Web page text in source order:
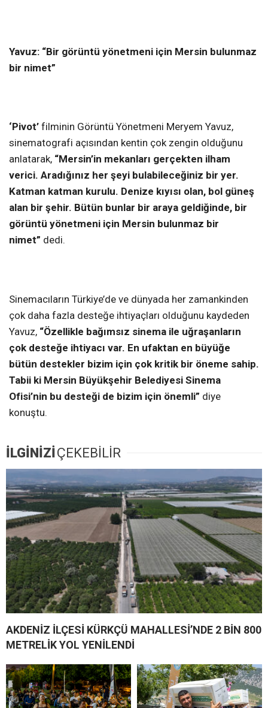
Yavuz: “Bir görüntü yönetmeni için Mersin bulunmaz
bir nimet”
‘Pivot’ filminin Görüntü Yönetmeni Meryem Yavuz,
sinematografi açısından kentin çok zengin olduğunu
anlatarak, “Mersin’in mekanları gerçekten ilham
verici. Aradığınız her şeyi bulabileceğiniz bir yer.
Katman katman kurulu. Denize kıyısı olan, bol güneş
alan bir şehir. Bütün bunlar bir araya geldiğinde, bir
görüntü yönetmeni için Mersin bulunmaz bir
nimet” dedi.
Sinemacıların Türkiye’de ve dünyada her zamankinden
çok daha fazla desteğe ihtiyaçları olduğunu kaydeden
Yavuz, “Özellikle bağımsız sinema ile uğraşanların
çok desteğe ihtiyacı var. En ufaktan en büyüğe
bütün destekler bizim için çok kritik bir öneme sahip.
Tabii ki Mersin Büyükşehir Belediyesi Sinema
Ofisi’nin bu desteği de bizim için önemli” diye
konuştu.
İLGİNİZİÇEKEBİLİR
AKDENİZ İLÇESİ KÜRKÇÜ MAHALLESİ’NDE 2 BİN 800
METRELİK YOL YENİLENDİ